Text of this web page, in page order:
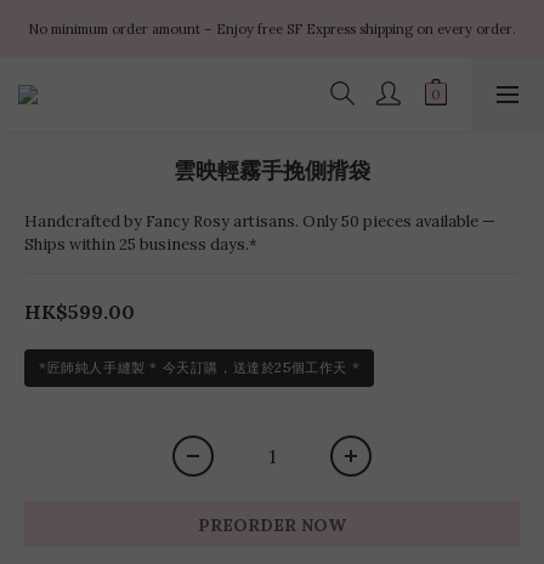
✨ $100 off orders over $899  🌸 $400 off orders over $1499  ✨ $450 off
orders over $1999
No minimum order amount – Enjoy free SF Express shipping on every order.
✨ $100 off orders over $899  🌸 $400 off orders over $1499  ✨ $450 off
雲映輕霧手挽側揹袋
Handcrafted by Fancy Rosy artisans. Only 50 pieces available —
Ships within 25 business days.*
HK$599.00
*匠師純人手縫製 * 今天訂購，送達於25個工作天 *
PREORDER NOW